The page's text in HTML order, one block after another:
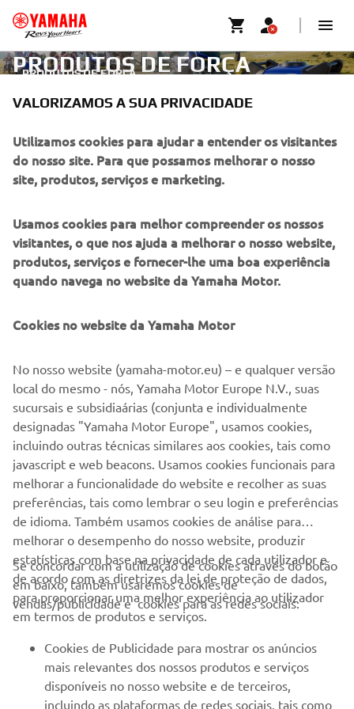
PRODUTOS DE FORÇA
PRODUTOS DE FORÇA
EMPRESA
PARA EMPRESAS
MAIS YAMAHA
SERVIÇO E SUPORTE
NEWSLETTER
Seja o primeiro a saber das últimas ofertas, eventos especiais,
novos lançamentos e muito mais
SUBSCREVER
Leia a nossa Política de Privacidade para saber como processamos
os seus dados pessoais:
Politica de Privacidade
Portugal (Portuguese)
© Copyright - 2026 Yamaha Motor Europe N.V. - Todos os direitos
VALORIZAMOS A SUA PRIVACIDADE
Utilizamos cookies para ajudar a entender os visitantes
do nosso site. Para que possamos melhorar o nosso
site, produtos, serviços e marketing.
Usamos cookies para melhor compreender os nossos
visitantes, o que nos ajuda a melhorar o nosso website,
produtos, serviços e fornecer-lhe uma boa experiência
quando navega no website da Yamaha Motor.
Cookies no website da Yamaha Motor
No nosso website (yamaha-motor.eu) – e qualquer versão
local do mesmo - nós, Yamaha Motor Europe N.V., suas
sucursais e subsidiaárias (conjunta e individualmente
designadas "Yamaha Motor Europe", usamos cookies,
incluindo outras técnicas similares aos cookies, tais como
javascript e web beacons. Usamos cookies funcionais para
melhorar a funcionalidade do website e recolher as suas
preferências, tais como lembrar o seu login e preferências
de idioma. Também usamos cookies de análise para
melhorar o desempenho do nosso website, produzir
estatísticas com base na privacidade de cada utilizador e
de acordo com as diretrizes da lei de proteção de dados,
para proporcionar uma melhor experiência ao utilizador
em termos de produtos e serviços.
Se concordar com a utilização de cookies através do botão
em baixo, também usaremos cookies de
vendas/publicidade e cookies para as redes sociais:
Cookies de Publicidade para mostrar os anúncios
mais relevantes dos nossos produtos e serviços
disponíveis no nosso website e de terceiros,
incluindo as plataformas de redes sociais, tais como